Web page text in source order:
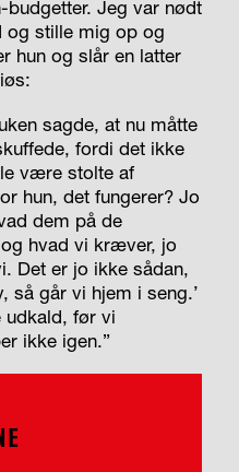
Jeg var nødt
og stille mig op og
hun og slår en latter
sagde, at nu måtte
fordi det ikke
være stolte af
hun, det fungerer? Jo
dem på de
hvad vi kræver, jo
Det er jo ikke sådan,
så går vi hjem i seng.’
udkald, før vi
ikke igen.”